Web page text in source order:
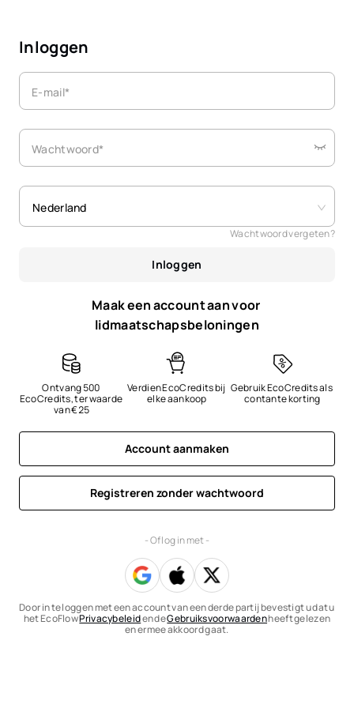
Inloggen
E-mail*
Wachtwoord*
Nederland
Wachtwoord vergeten?
Inloggen
Maak een account aan voor
lidmaatschapsbeloningen
Ontvang 500
EcoCredits, ter waarde
van €25
Verdien EcoCredits bij
elke aankoop
Gebruik EcoCredits als
contante korting
Account aanmaken
Registreren zonder wachtwoord
- Of log in met -
Door in te loggen met een account van een derde partij bevestigt u dat u
het EcoFlowPrivacybeleiden deGebruiksvoorwaardenheeft gelezen
en ermee akkoord gaat.